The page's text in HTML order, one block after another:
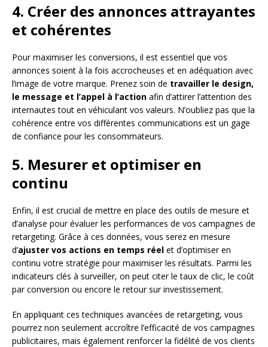
4. Créer des annonces attrayantes
et cohérentes
Pour maximiser les conversions, il est essentiel que vos
annonces soient à la fois accrocheuses et en adéquation avec
l’image de votre marque. Prenez soin de travailler le design,
le message et l’appel à l’action afin d’attirer l’attention des
internautes tout en véhiculant vos valeurs. N’oubliez pas que la
cohérence entre vos différentes communications est un gage
de confiance pour les consommateurs.
5. Mesurer et optimiser en
continu
Enfin, il est crucial de mettre en place des outils de mesure et
d’analyse pour évaluer les performances de vos campagnes de
retargeting. Grâce à ces données, vous serez en mesure
d’ajuster vos actions en temps réel et d’optimiser en
continu votre stratégie pour maximiser les résultats. Parmi les
indicateurs clés à surveiller, on peut citer le taux de clic, le coût
par conversion ou encore le retour sur investissement.
En appliquant ces techniques avancées de retargeting, vous
pourrez non seulement accroître l’efficacité de vos campagnes
publicitaires, mais également renforcer la fidélité de vos clients